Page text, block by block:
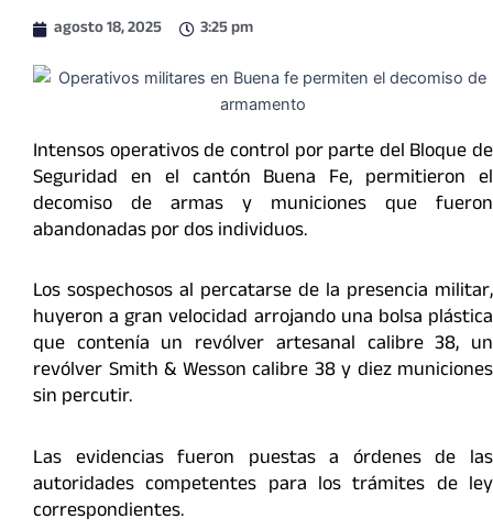
agosto 18, 2025 3:25 pm
Intensos operativos de control por parte del Bloque de
Seguridad en el cantón Buena Fe, permitieron el
decomiso de armas y municiones que fueron
abandonadas por dos individuos.
Los sospechosos al percatarse de la presencia militar,
huyeron a gran velocidad arrojando una bolsa plástica
que contenía un revólver artesanal calibre 38, un
revólver Smith & Wesson calibre 38 y diez municiones
sin percutir.
Las evidencias fueron puestas a órdenes de las
autoridades competentes para los trámites de ley
correspondientes.